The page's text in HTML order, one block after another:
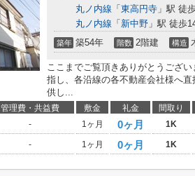
丸ノ内線 「 東高円寺 」駅 徒
丸ノ内線 「 新中野 」駅 徒歩
築年 築54年 階数 2階建 構造
ここまでご覧頂きありがとうござ
指し、各沿線の各不動産会社様へ
供し...
管理費・共益費 敷金 礼金 間取り
- 1ヶ月 0ヶ月 1K
- 1ヶ月 0ヶ月 1K